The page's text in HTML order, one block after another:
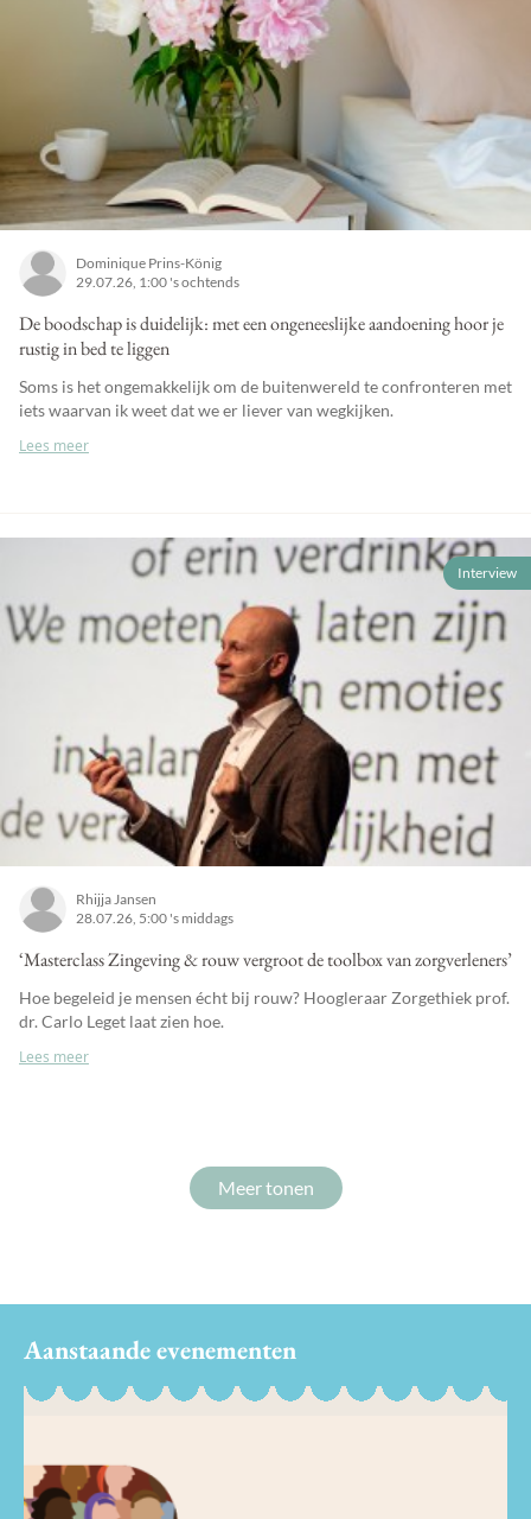
Dominique Prins-König
29.07.26, 1:00 's ochtends
De boodschap is duidelijk: met een ongeneeslijke aandoening hoor je
rustig in bed te liggen
Soms is het ongemakkelijk om de buitenwereld te confronteren met
iets waarvan ik weet dat we er liever van wegkijken.
Lees meer
Interview
Rhijja Jansen
28.07.26, 5:00 's middags
‘Masterclass Zingeving & rouw vergroot de toolbox van zorgverleners’
Hoe begeleid je mensen écht bij rouw? Hoogleraar Zorgethiek prof.
dr. Carlo Leget laat zien hoe.
Lees meer
Meer tonen
Aanstaande evenementen